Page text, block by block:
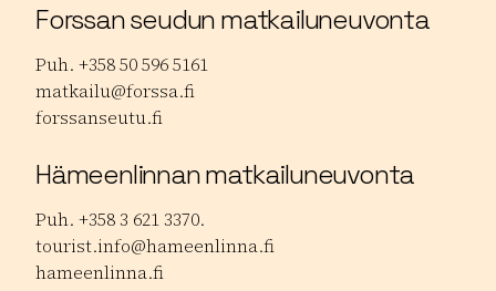
Forssan seudun matkailuneuvonta
Puh. +358 50 596 5161
matkailu@forssa.fi
forssanseutu.fi
Hämeenlinnan matkailuneuvonta
Puh. +358 3 621 3370.
tourist.info@hameenlinna.fi
hameenlinna.fi